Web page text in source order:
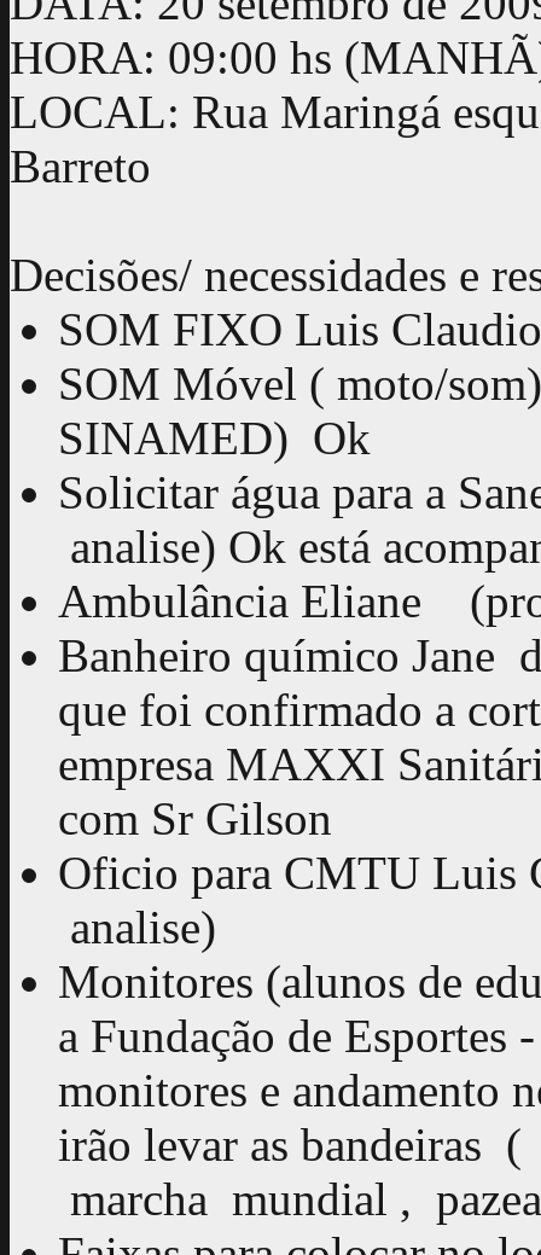
HORA: 09:00 hs
LOCAL: Rua Maringá
Barreto
Decisões/ necessidades e
SOM FIXO Luis
SOM Móvel ( moto/
SINAMED) Ok
Solicitar água para a
analise) Ok está
Ambulância Eliane
Banheiro químico Jane
que foi confirmado a
empresa MAXXI
com Sr Gilson
Oficio para CMTU
analise)
Monitores (alunos de
a Fundação de
monitores e andamento
irão levar as bandeiras
marcha mundial ,